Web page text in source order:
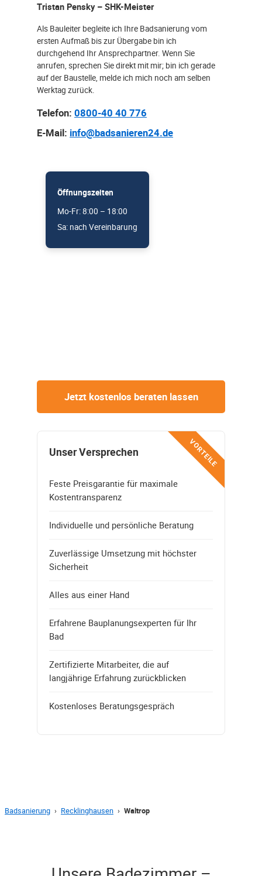
Tristan Pensky – SHK-Meister
Als Bauleiter begleite ich Ihre Badsanierung vom
ersten Aufmaß bis zur Übergabe bin ich
durchgehend Ihr Ansprechpartner. Wenn Sie
anrufen, sprechen Sie direkt mit mir; bin ich gerade
auf der Baustelle, melde ich mich noch am selben
Werktag zurück.
Telefon: 0800-40 40 776
E-Mail: info@badsanieren24.de
Öffnungszeiten
Mo-Fr: 8:00 – 18:00
Sa: nach Vereinbarung
Jetzt kostenlos beraten lassen
VORTEILE
Unser Versprechen
Feste Preisgarantie für maximale
Kostentransparenz
Individuelle und persönliche Beratung
Zuverlässige Umsetzung mit höchster
Sicherheit
Alles aus einer Hand
Erfahrene Bauplanungsexperten für Ihr
Bad
Zertifizierte Mitarbeiter, die auf
langjährige Erfahrung zurückblicken
Kostenloses Beratungsgespräch
Badsanierung › Recklinghausen › Waltrop